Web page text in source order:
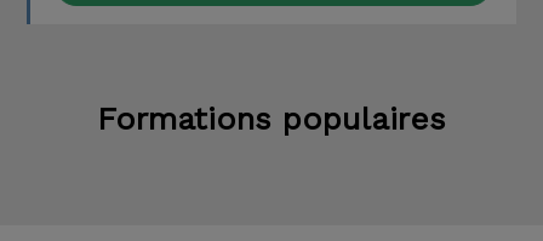
Formations populaires